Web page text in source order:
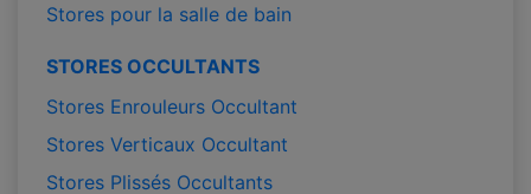
Stores pour la salle de bain
STORES OCCULTANTS
Stores Enrouleurs Occultant
Stores Verticaux Occultant
Stores Plissés Occultants